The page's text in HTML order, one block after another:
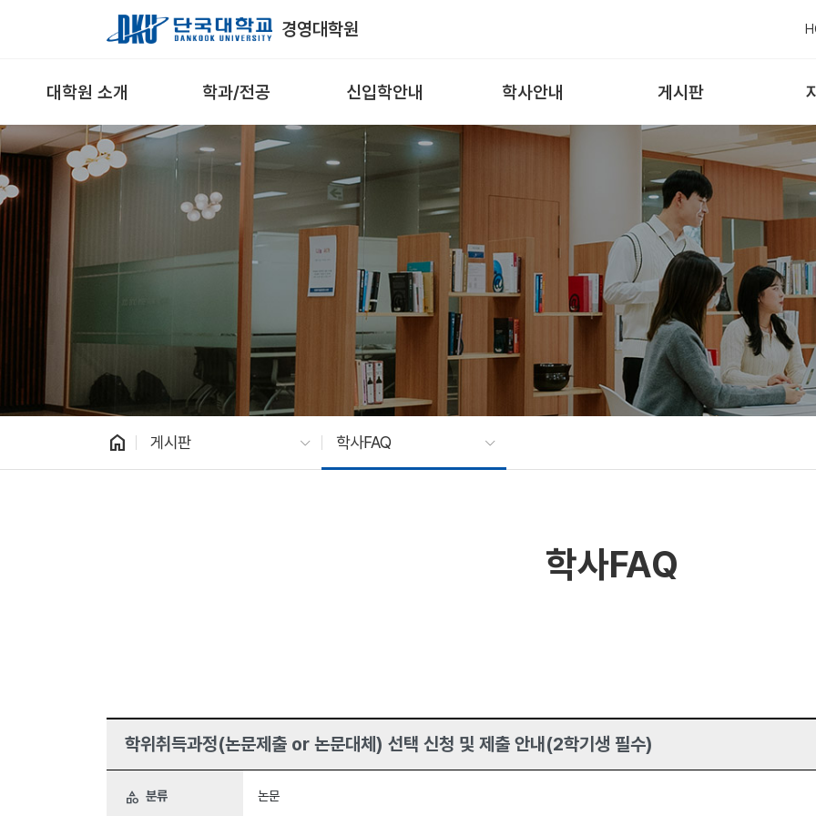
Skip to Main Content
경영대학원
대학원 소개 학과/전공 신입학안내 학사안내 게시판
home 게시판 학사FAQ
학사FAQ
학위취득과정(논문제출 or 논문대체) 선택 신청 및 제출 안내(2학기생 필수)
category 분류 논문